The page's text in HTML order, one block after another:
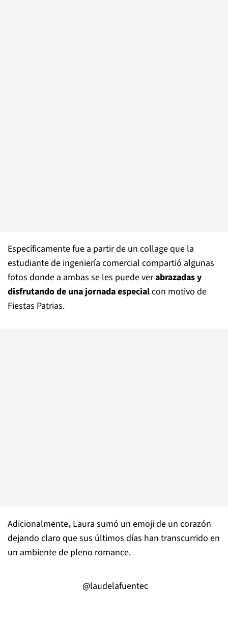
Específicamente fue a partir de un collage que la
estudiante de ingeniería comercial compartió algunas
fotos donde a ambas se les puede verabrazadas y
disfrutando de una jornada especialcon motivo de
Fiestas Patrias.
Adicionalmente, Laura sumó un emoji de un corazón
dejando claro que sus últimos días han transcurrido en
un ambiente de pleno romance.
@laudelafuentec